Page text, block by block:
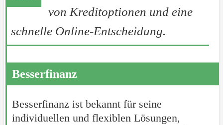
von Kreditoptionen und eine
schnelle Online-Entscheidung.
Besserfinanz
Besserfinanz ist bekannt für seine
individuellen und flexiblen Lösungen,